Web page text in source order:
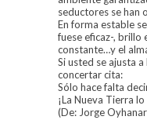
seductores se han
En forma estable
fuese eficaz-, brillo
constante…y el
Si usted se ajusta
concertar cita:
Sólo hace falta
¡La Nueva Tierra
(De: Jorge